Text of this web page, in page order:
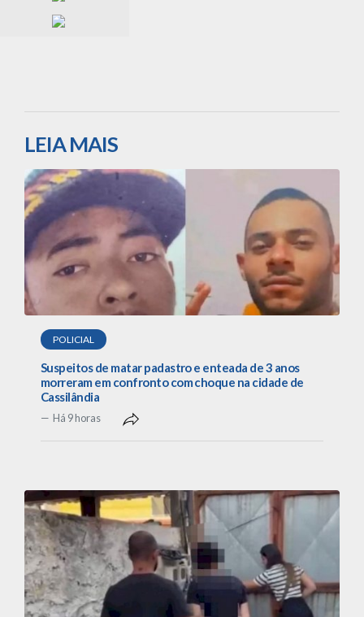
LEIA MAIS
POLICIAL
Suspeitos de matar padastro e enteada de 3 anos
morreram em confronto com choque na cidade de
Cassilândia
Há 9 horas